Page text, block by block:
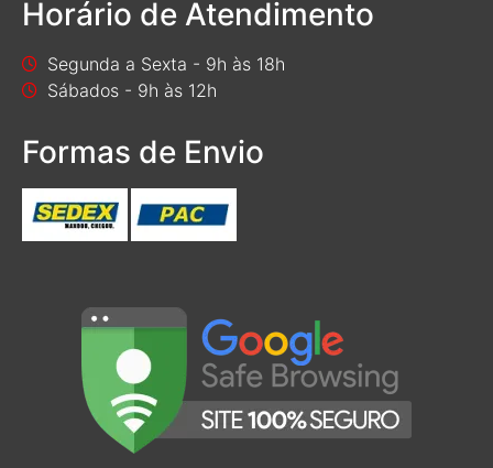
Horário de Atendimento
Segunda a Sexta - 9h às 18h
Sábados - 9h às 12h
Formas de Envio